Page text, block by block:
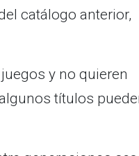
catálogo anterior,
y no quieren
títulos